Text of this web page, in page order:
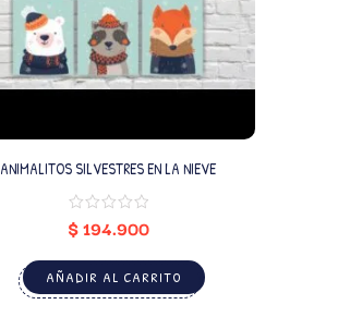
ANIMALITOS SILVESTRES EN LA NIEVE
$194.900
AÑADIR AL CARRITO